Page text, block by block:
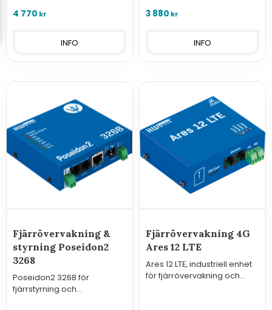
4 770 kr
INFO
reläutgångar (DO).
3 880 kr
INFO
Fjärrövervakning &
styrning Poseidon2
3268
Poseidon2 3268 för
fjärrstyrning och
Fjärrövervakning 4G
Ares 12 LTE
Ares 12 LTE, industriell enhet
för fjärrövervakning och